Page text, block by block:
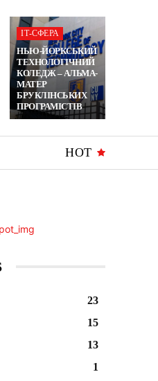
ІТ-СФЕРА
НЬЮ-ЙОРКСЬКИЙ
ТЕХНОЛОГІЧНИЙ
КОЛЕДЖ – АЛЬМА-
МАТЕР
БРУКЛІНСЬКИХ
ПРОГРАМІСТІВ
HOT
23
15
13
1